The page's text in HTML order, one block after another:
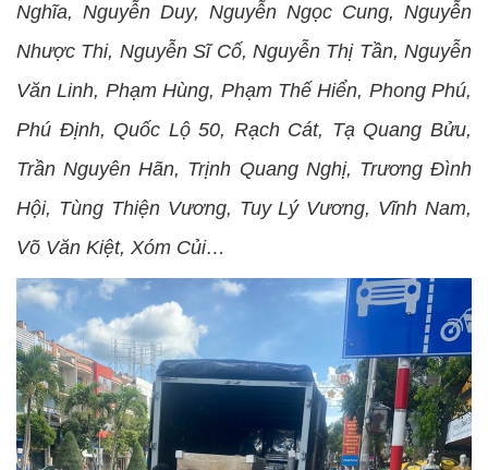
Nghĩa, Nguyễn Duy, Nguyễn Ngọc Cung, Nguyễn
Nhược Thi, Nguyễn Sĩ Cố, Nguyễn Thị Tần, Nguyễn
Văn Linh, Phạm Hùng, Phạm Thế Hiển, Phong Phú,
Phú Định, Quốc Lộ 50, Rạch Cát, Tạ Quang Bửu,
Trần Nguyên Hãn, Trịnh Quang Nghị, Trương Đình
Hội, Tùng Thiện Vương, Tuy Lý Vương, Vĩnh Nam,
Võ Văn Kiệt, Xóm Củi…